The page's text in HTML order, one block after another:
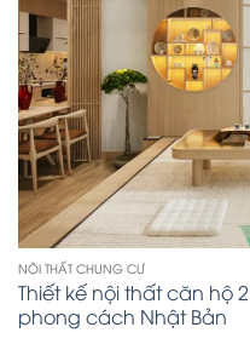
NỘI THẤT CHUNG CƯ
Thiết kế nội thất căn hộ
phong cách Nhật Bản